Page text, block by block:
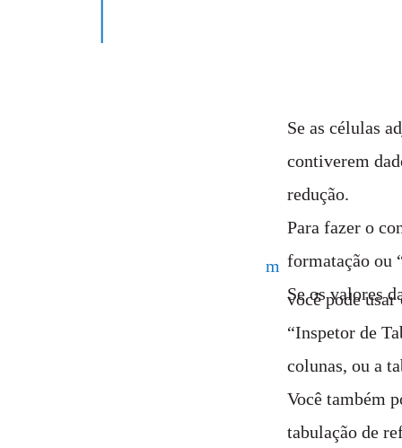
Se as células
contiverem
redução.
Para fazer o
formatação ou
Se os valores
m
você pode
“Inspetor de
colunas, ou a
Você também
tabulação de